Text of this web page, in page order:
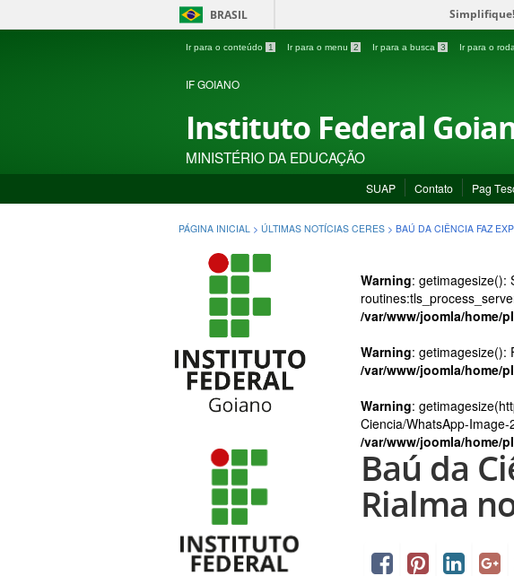
BRASIL Simplifique!
Ir para o conteúdo 1 Ir para o menu 2 Ir para a busca 3 Ir para o
IF GOIANO
Instituto Federal
MINISTÉRIO DA EDUCAÇÃO
SUAP Contato Pag
PÁGINA INICIAL > ÚLTIMAS NOTÍCIAS CERES > BAÚ DA CIÊNCIA FAZ
Warning: getimagesize():
/var/www/joomla/home/
Warning: getimagesize():
/var/www/joomla/home/
Warning:
Ciencia/WhatsApp-
/var/www/joomla/home/
Baú da
Rialma